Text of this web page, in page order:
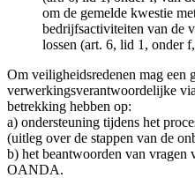
om de gemelde kwestie
bedrijfsactiviteiten van de
lossen (art. 6, lid 1, onder
Om veiligheidsredenen mag een
verwerkingsverantwoordelijke
betrekking hebben op:
a) ondersteuning tijdens het
(uitleg over de stappen van de
b) het beantwoorden van vragen
OANDA.